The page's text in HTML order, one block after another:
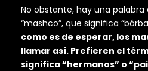
No obstante, hay una
“mashco”, que significa
como es de esperar, los
llamar así. Prefieren el
significa “hermanos” o